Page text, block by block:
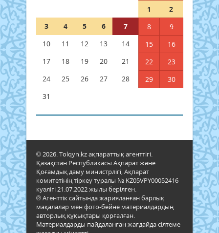
1
2
3
4 5 6 7 8
9
10
11 12 13 14 15
16
17
18 19 20 21 22
23
24
25 26 27 28 29
30
31
© 2026. Tolqyn.kz ақпараттық агенттігі.
Қазақстан Республикасы Ақпарат және
Қоғамдық даму министрлігі, Ақпарат
комитетінің тіркеу туралы № KZ05VPY00052416
куәлігі 21.07.2022 жылы берілген.
® Агенттік сайтында жарияланған барлық
мақалалар мен фото-бейне материалдардың
авторлық құқықтары қорғалған.
Материалдарды пайдаланған жағдайда сілтеме